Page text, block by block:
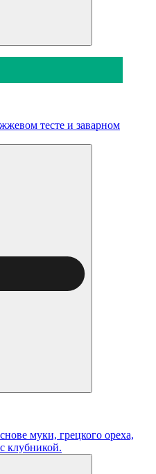
тесте и заварном
муки, грецкого ореха,
клубникой.